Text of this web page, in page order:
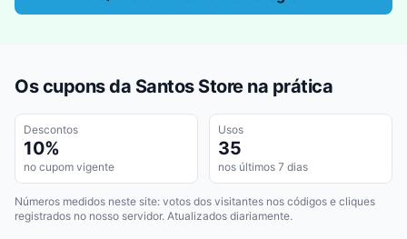
Os cupons da Santos Store na prática
Descontos
10%
no cupom vigente
Usos
35
nos últimos 7 dias
Números medidos neste site: votos dos visitantes nos códigos e cliques
registrados no nosso servidor. Atualizados diariamente.